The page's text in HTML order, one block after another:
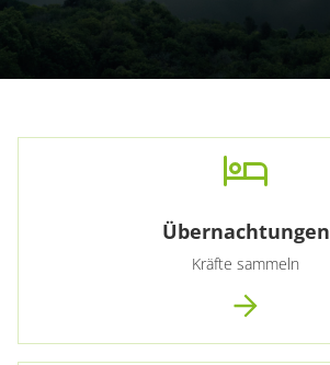
Übernachtungen
Kräfte sammeln